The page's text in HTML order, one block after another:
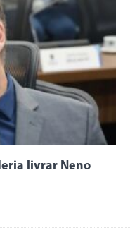
livrar Neno